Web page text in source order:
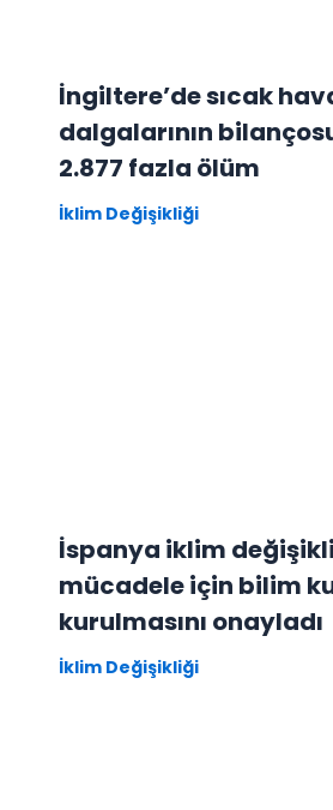
İngiltere’de sıcak
dalgalarının
2.877 fazla ölüm
İklim Değişikliği
İspanya iklim
mücadele için bilim
kurulmasını onayladı
İklim Değişikliği